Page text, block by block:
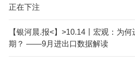
正在下注
【银河晨.报<】>10.14丨宏观：为
期？ ——9月进出口数据解读